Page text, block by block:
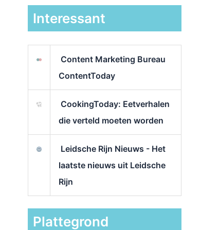
Interessant
Content Marketing Bureau
ContentToday
CookingToday: Eetverhalen
die verteld moeten worden
Leidsche Rijn Nieuws - Het
laatste nieuws uit Leidsche
Rijn
Plattegrond